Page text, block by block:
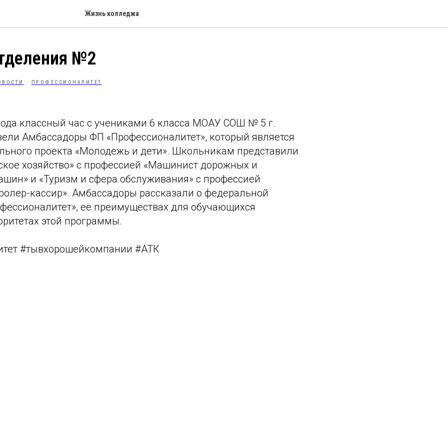
Жизнь колледжа
№2
ПРОФЕССИОНАЛИТЕТ
классный час с учениками 6 класса МОАУ СОШ № 5 г.
Амбассадоры ФП «Профессионалитет», который является
проекта «Молодежь и дети». Школьникам представили
хозяйство» с профессией «Машинист дорожных и
и «Туризм и сфера обслуживания» с профессией
кассир». Амбассадоры рассказали о федеральной
её преимуществах для обучающихся
этой программы.
#тывхорошейкомпании #АТК